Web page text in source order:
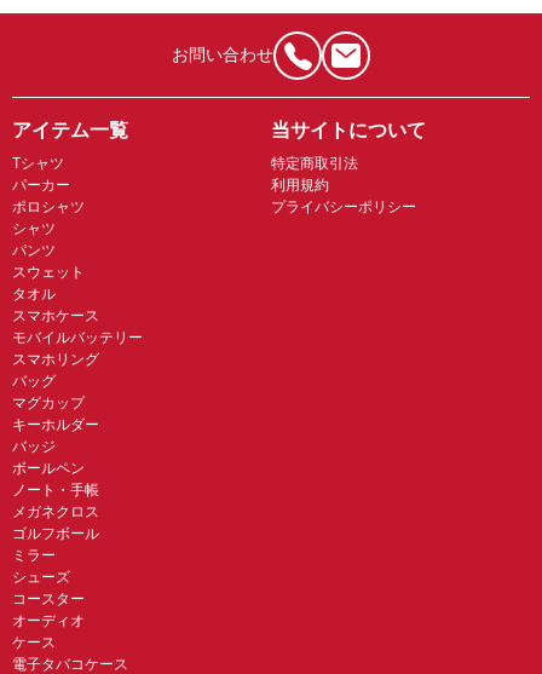
お問い合わせ
アイテム一覧
Tシャツ
パーカー
ポロシャツ
シャツ
パンツ
スウェット
タオル
スマホケース
モバイルバッテリー
スマホリング
バッグ
マグカップ
キーホルダー
バッジ
ボールペン
ノート・手帳
メガネクロス
ゴルフボール
ミラー
シューズ
コースター
オーディオ
ケース
電子タバコケース
当サイトについて
特定商取引法
利用規約
プライバシーポリシー